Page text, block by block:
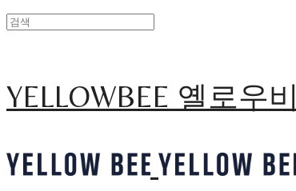
YELLOWBEE 옐로우비